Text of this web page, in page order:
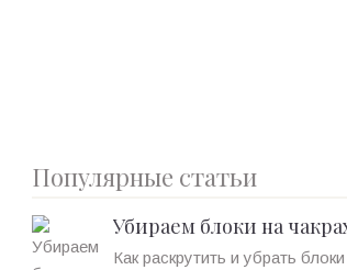
Популярные статьи
Убираем блоки на
Как раскрутить и убрать